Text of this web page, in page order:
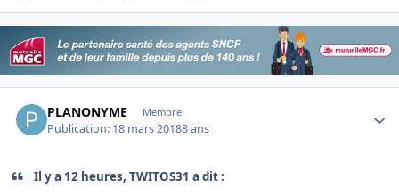
PLANONYME Membre
Publication: 18 mars 20188 ans
Il y a 12 heures, TWITOS31 a dit :